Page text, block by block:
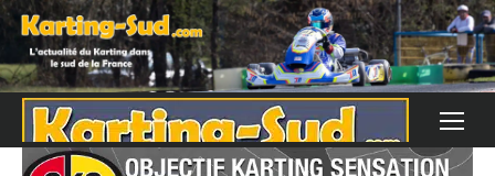
Skip
content